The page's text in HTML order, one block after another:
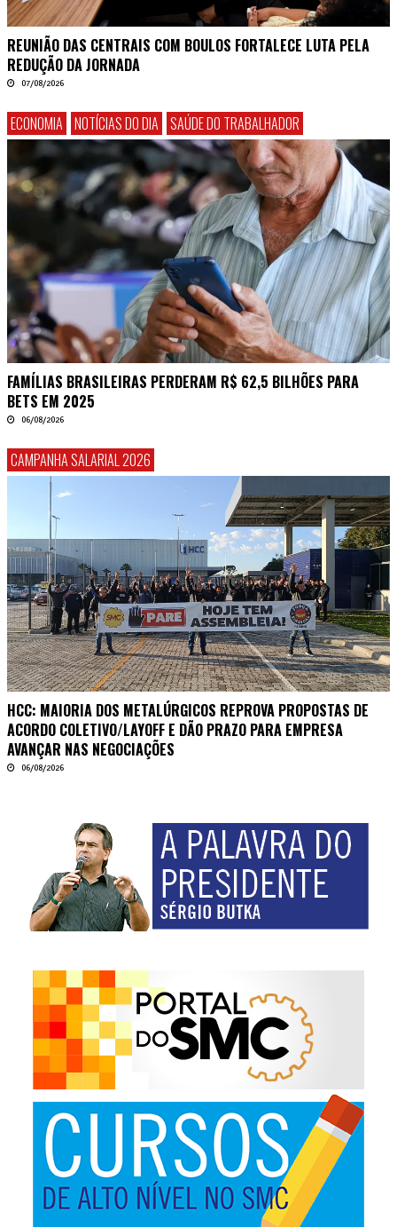
REUNIÃO DAS CENTRAIS COM BOULOS FORTALECE LUTA PELA
REDUÇÃO DA JORNADA
07/08/2026
ECONOMIA NOTÍCIAS DO DIA SAÚDE DO TRABALHADOR
FAMÍLIAS BRASILEIRAS PERDERAM R$ 62,5 BILHÕES PARA
BETS EM 2025
06/08/2026
CAMPANHA SALARIAL 2026
HCC: MAIORIA DOS METALÚRGICOS REPROVA PROPOSTAS DE
ACORDO COLETIVO/LAYOFF E DÃO PRAZO PARA EMPRESA
AVANÇAR NAS NEGOCIAÇÕES
06/08/2026